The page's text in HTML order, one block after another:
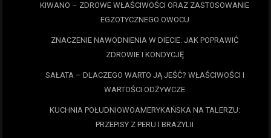
KIWANO – ZDROWE WŁAŚCIWOŚCI ORAZ ZASTOSOWANIE
EGZOTYCZNEGO OWOCU
ZNACZENIE NAWODNIENIA W DIECIE: JAK POPRAWIĆ
ZDROWIE I KONDYCJĘ
SAŁATA – DLACZEGO WARTO JĄ JEŚĆ? WŁAŚCIWOŚCI I
WARTOŚCI ODŻYWCZE
KUCHNIA POŁUDNIOWOAMERYKAŃSKA NA TALERZU:
PRZEPISY Z PERU I BRAZYLII